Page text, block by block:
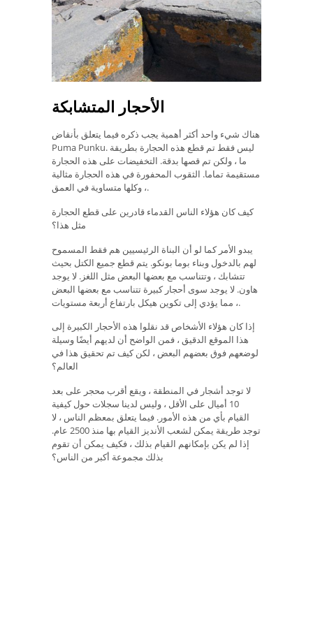
الأحجار المتشابكة
هناك شيء واحد أكثر أهمية يجب ذكره فيما يتعلق بأنقاض
Puma Punku. ليس فقط تم قطع هذه الحجارة بطريقة
ما ، ولكن تم قصها بدقة. التخفيضات على هذه الحجارة
مستقيمة تماما. الثقوب المحفورة في هذه الحجارة مثالية
، وكلها متساوية في العمق.
كيف كان هؤلاء الناس القدماء قادرين على قطع الحجارة
مثل هذا؟
يبدو الأمر كما لو أن البناة الرئيسيين هم فقط المسموح
لهم بالدخول وبناء بوما بونكو. يتم قطع جميع الكتل بحيث
تتشابك ، وتتناسب مع بعضها البعض مثل اللغز. لا يوجد
هاون. لا يوجد سوى أحجار كبيرة تتناسب مع بعضها البعض
، مما يؤدي إلى تكوين هيكل بارتفاع أربعة مستويات.
إذا كان هؤلاء الأشخاص قد نقلوا هذه الأحجار الكبيرة إلى
هذا الموقع الدقيق ، فمن الواضح أن لديهم أيضًا وسيلة
لوضعهم فوق بعضهم البعض ، لكن كيف تم تحقيق هذا في
العالم؟
لا توجد أشجار في المنطقة ، ويقع أقرب محجر على بعد
10 أميال على الأقل ، وليس لدينا سجلات حول كيفية
القيام بأي من هذه الأمور. فيما يتعلق بمعظم الناس ، لا
توجد طريقة يمكن لشعب الأنديز القيام بها منذ 2500 عام.
إذا لم يكن بإمكانهم القيام بذلك ، فكيف يمكن أن تقوم
بذلك مجموعة أكبر من الناس؟